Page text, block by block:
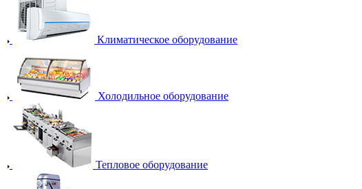
Климатическое оборудование
Холодильное оборудование
Тепловое оборудование